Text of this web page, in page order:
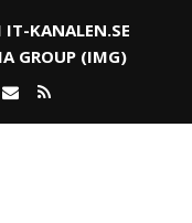
IT-KANALEN.SE
GROUP (IMG)